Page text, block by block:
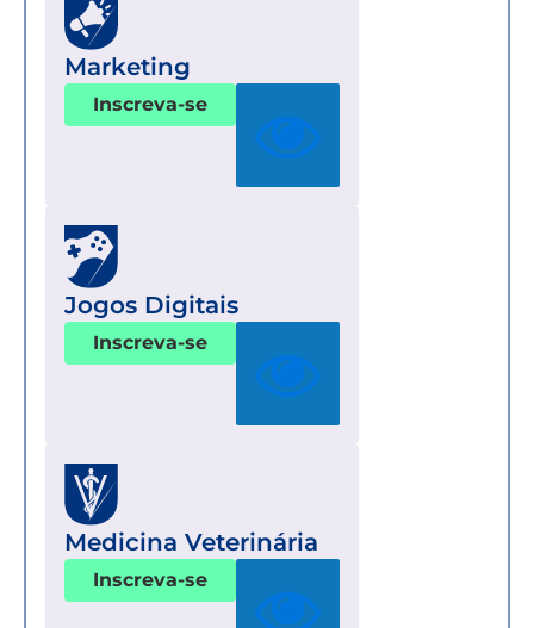
Marketing
Inscreva-se
Jogos Digitais
Inscreva-se
Medicina Veterinária
Inscreva-se